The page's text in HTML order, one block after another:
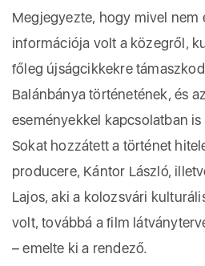
Megjegyezte, hogy mivel nem
információja volt a közegről,
főleg újságcikkekre
Balánbánya történetének, és
eseményekkel kapcsolatban
Sokat hozzátett a történet
producere, Kántor László,
Lajos, aki a kolozsvári
volt, továbbá a film
– emelte ki a rendező.